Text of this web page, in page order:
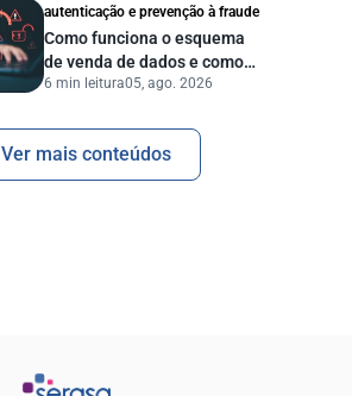
autenticação e prevenção à fraude
Como funciona o esquema
de venda de dados e como
proteger sua empresa?
6 min leitura05, ago. 2026
Ver mais conteúdos